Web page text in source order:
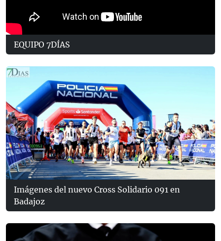
EQUIPO 7DÍAS
Imágenes del nuevo Cross Solidario 091 en
Badajoz